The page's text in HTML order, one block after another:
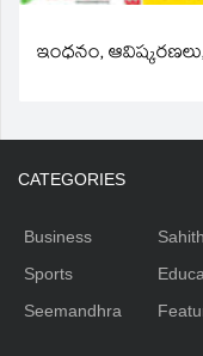
ఇంధనం,
CATEGORIES
Business
Sports
Seemandhra